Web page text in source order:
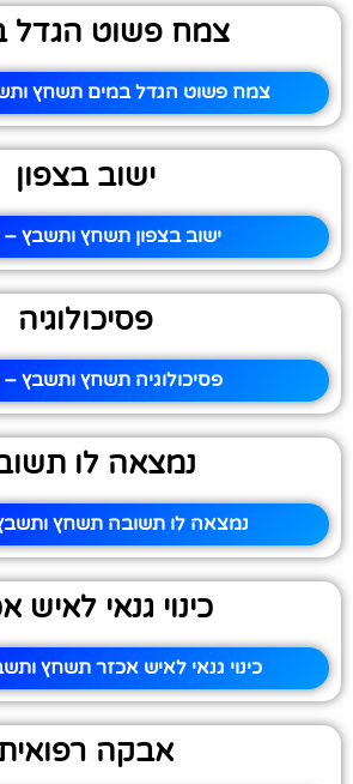
צמח פשוט הגדל
צמח פשוט הגדל במים תשחץ
ישוב בצפון
ישוב בצפון תשחץ ותשבץ –
פסיכולוגיה
פסיכולוגיה תשחץ ותשבץ –
נמצאה לו
נמצאה לו תשובה תשחץ ותשבץ
כינוי גנאי לאיש
כינוי גנאי לאיש אכזר תשחץ
אבקה